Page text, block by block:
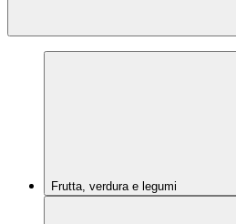
Frutta, verdura e legumi